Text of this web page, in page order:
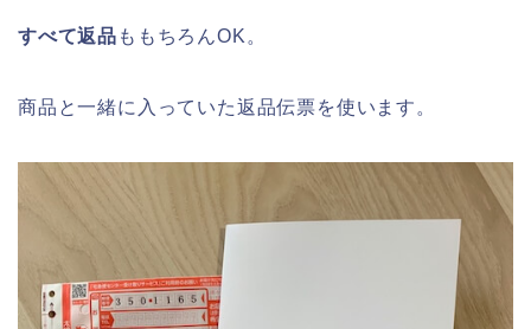
すべて返品 ももちろんOK。
商品と一緒に入っていた返品伝票を使います。